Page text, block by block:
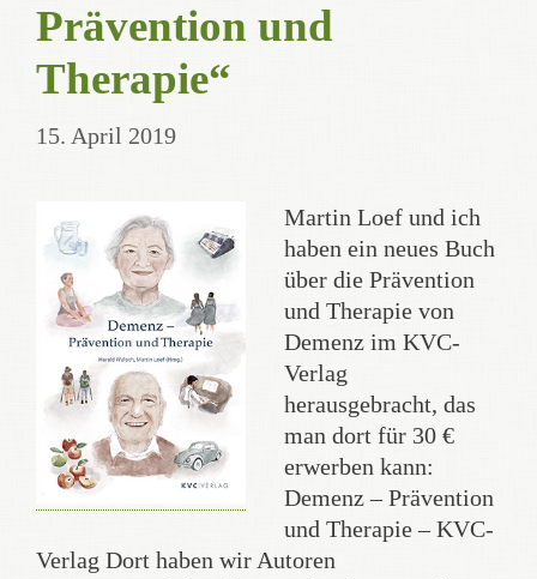
Prävention und
Therapie“
15. April 2019
Martin Loef und ich
haben ein neues Buch
über die Prävention
und Therapie von
Demenz im KVC-
Verlag
herausgebracht, das
man dort für 30 €
erwerben kann:
Demenz – Prävention
und Therapie – KVC-
Verlag Dort haben wir Autoren